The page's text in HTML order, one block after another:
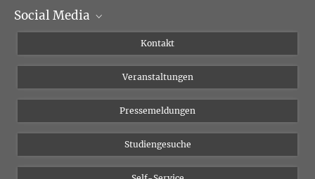
Institutsleitung
Social Media
Bluesky
YouTube
Kontakt
Veranstaltungen
Pressemeldungen
Studiengesuche